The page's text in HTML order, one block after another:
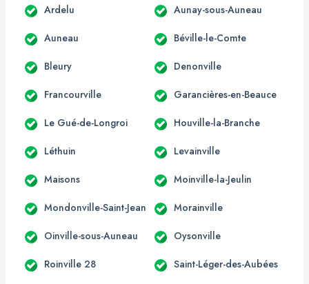
Ardelu Aunay-sous-Auneau
Auneau Béville-le-Comte
Bleury Denonville
Francourville Garancières-en-Beauce
Le Gué-de-Longroi Houville-la-Branche
Léthuin Levainville
Maisons Moinville-la-Jeulin
Mondonville-Saint-Jean Morainville
Oinville-sous-Auneau Oysonville
Roinville 28 Saint-Léger-des-Aubées